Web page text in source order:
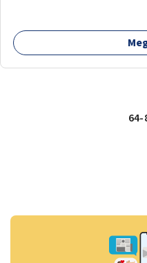
64-